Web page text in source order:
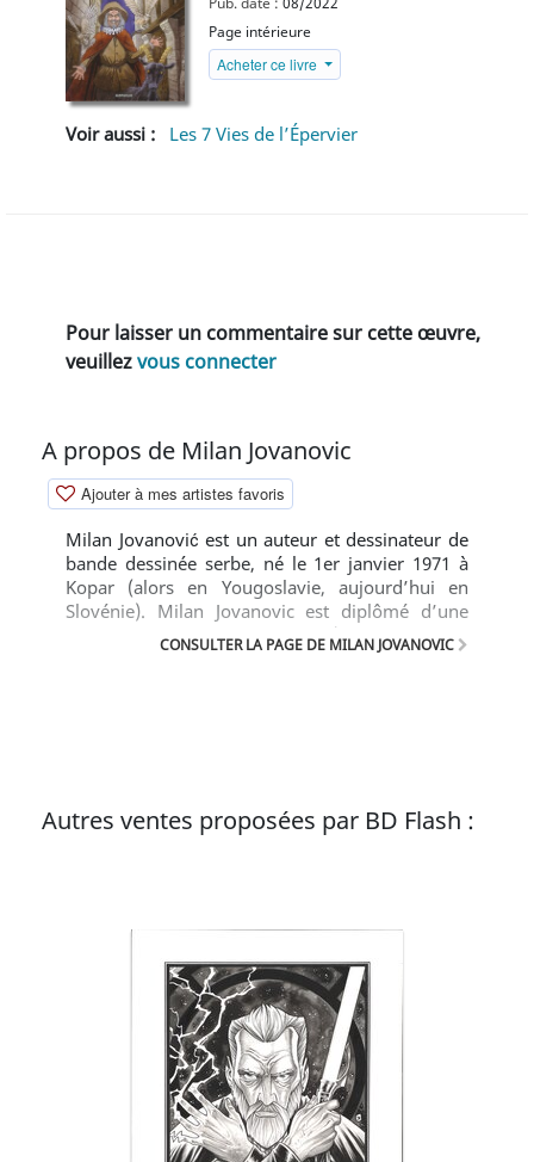
Page intérieure
Acheter ce livre
Voir aussi : Les 7 Vies de l’Épervier
Pour laisser un commentaire sur cette œuvre,
veuillezvous connecter
A propos de Milan Jovanovic
Ajouter à mes artistes favoris
Milan Jovanović est un auteur et dessinateur de
bande dessinée serbe, né le 1er janvier 1971 à
Kopar (alors en Yougoslavie, aujourd’hui en
Slovénie). Milan Jovanovic est diplômé d’une
école de design industriel (section design
graphique) Il a dessiné notamment les séries
CONSULTER LA PAGE DE MILAN JOVANOVIC
Autres ventes proposées par BD Flash :